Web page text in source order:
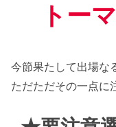
トー
今節果たして出場な
ただただその一点に